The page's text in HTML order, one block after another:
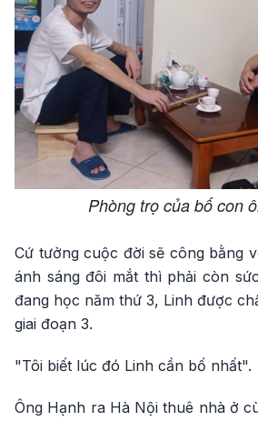
Phòng trọ của bố con
Cứ tưởng cuộc đời sẽ công bằng
ánh sáng đôi mắt thì phải còn
đang học năm thứ 3, Linh được
giai đoạn 3.
"Tôi biết lúc đó Linh cần bố nhất".
Ông Hạnh ra Hà Nội thuê nhà ở